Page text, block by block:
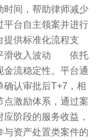
时间，帮助律师减少
平台自主领案并进行
提供标准化流程支
滑收入波动 依托
流稳定性。平台通
认审批后T+7，相
点激励体系，通过案
阶段的服务收益，
与资产处置类案件的